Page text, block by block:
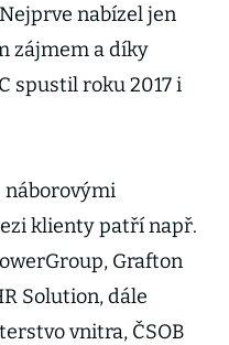
nabízel jen
zájmem a díky
spustil roku 2017 i
náborovými
klienty patří např.
Grafton
Solution, dále
vnitra, ČSOB